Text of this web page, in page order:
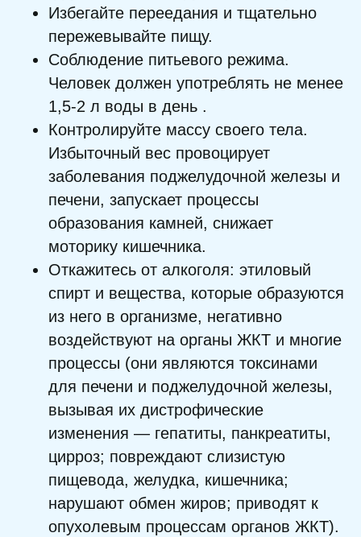
Избегайте переедания и тщательно
пережевывайте пищу.
Соблюдение питьевого режима.
Человек должен употреблять не менее
1,5-2 л воды в день .
Контролируйте массу своего тела.
Избыточный вес провоцирует
заболевания поджелудочной железы и
печени, запускает процессы
образования камней, снижает
моторику кишечника.
Откажитесь от алкоголя: этиловый
спирт и вещества, которые образуются
из него в организме, негативно
воздействуют на органы ЖКТ и многие
процессы (они являются токсинами
для печени и поджелудочной железы,
вызывая их дистрофические
изменения — гепатиты, панкреатиты,
цирроз; повреждают слизистую
пищевода, желудка, кишечника;
нарушают обмен жиров; приводят к
опухолевым процессам органов ЖКТ).